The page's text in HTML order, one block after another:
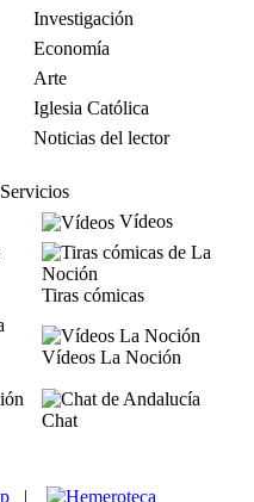
Investigación
Economía
Arte
Iglesia Católica
Noticias del lector
Servicios
Vídeos
Tiras cómicas
Vídeos La Noción
Chat
|